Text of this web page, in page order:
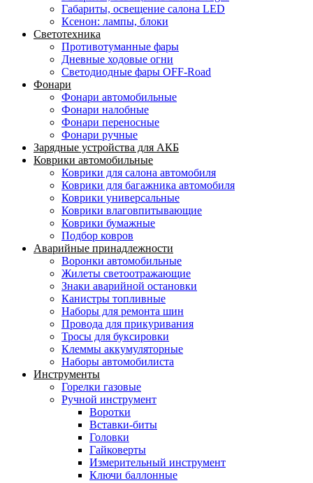
Габариты, освещение салона LED
Ксенон: лампы, блоки
Светотехника
Противотуманные фары
Дневные ходовые огни
Светодиодные фары OFF-Road
Фонари
Фонари автомобильные
Фонари налобные
Фонари переносные
Фонари ручные
Зарядные устройства для АКБ
Коврики автомобильные
Коврики для салона автомобиля
Коврики для багажника автомобиля
Коврики универсальные
Коврики влаговпитывающие
Коврики бумажные
Подбор ковров
Аварийные принадлежности
Воронки автомобильные
Жилеты светоотражающие
Знаки аварийной остановки
Канистры топливные
Наборы для ремонта шин
Провода для прикуривания
Тросы для буксировки
Клеммы аккумуляторные
Наборы автомобилиста
Инструменты
Горелки газовые
Ручной инструмент
Воротки
Вставки-биты
Головки
Гайковерты
Измерительный инструмент
Ключи баллонные